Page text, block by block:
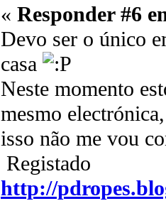
« Responder #6
Devo ser o único
casa
Neste momento
mesmo
isso não me vou
Registado
http://